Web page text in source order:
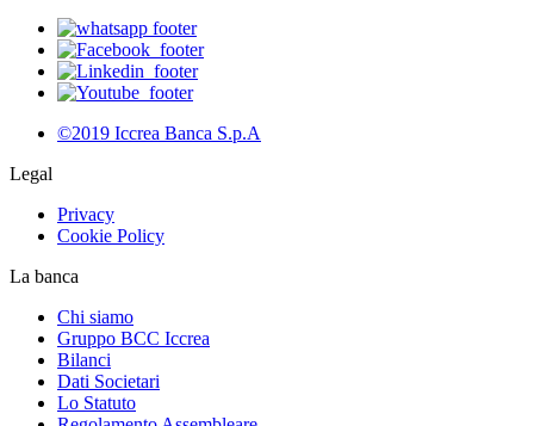
©2019 Iccrea Banca S.p.A
Legal
Privacy
Cookie Policy
La banca
Chi siamo
Gruppo BCC Iccrea
Bilanci
Dati Societari
Lo Statuto